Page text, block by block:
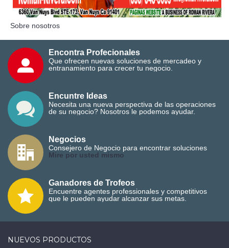
Sobre nosotros
Encontra Profecionales
Que ofrecen nuevas soluciones de mercadeo y
entranamiento para crecer tu negocio.
Encuntre Ideas
Necesita una nueva perspectiva de las operaciones
de su negocio? Nosotros le podemos ayudar.
Negocios
Consejero de Negocio para encontrar soluciones
Mire por usted mismo
Ganadores de Trofeos
Encuentre agentes professionales y competitivos
que le pueden ayudar alcanzar sus metas.
NUEVOS PRODUCTOS